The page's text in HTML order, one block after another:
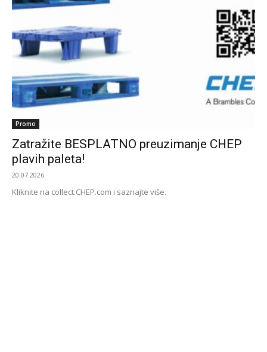
Promo
Zatražite BESPLATNO preuzimanje CHEP
plavih paleta!
20.07.2026.
Kliknite na collect.CHEP.com i saznajte više.